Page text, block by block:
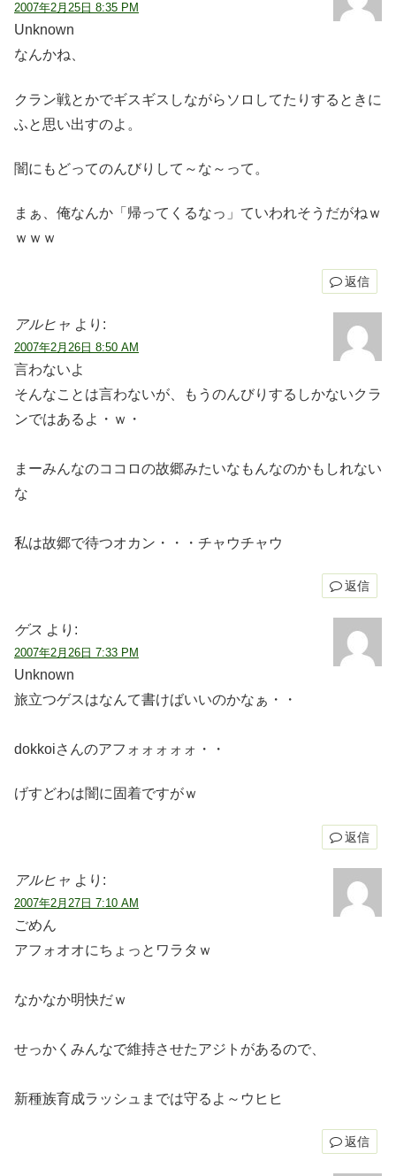
2007年2月25日 8:35 PM
Unknown
なんかね、
クラン戦とかでギスギスしながらソロしてたりするときに
ふと思い出すのよ。
闇にもどってのんびりして～な～って。
まぁ、俺なんか「帰ってくるなっ」ていわれそうだがねｗ
ｗｗｗ
返信
アルヒャ より:
2007年2月26日 8:50 AM
言わないよ
そんなことは言わないが、もうのんびりするしかないクラ
ンではあるよ・ｗ・
まーみんなのココロの故郷みたいなもんなのかもしれない
な
私は故郷で待つオカン・・・チャウチャウ
返信
ゲス より:
2007年2月26日 7:33 PM
Unknown
旅立つゲスはなんて書けばいいのかなぁ・・
dokkoiさんのアフォォォォォ・・
げすどわは闇に固着ですがｗ
返信
アルヒャ より:
2007年2月27日 7:10 AM
ごめん
アフォオオにちょっとワラタｗ
なかなか明快だｗ
せっかくみんなで維持させたアジトがあるので、
新種族育成ラッシュまでは守るよ～ウヒヒ
返信